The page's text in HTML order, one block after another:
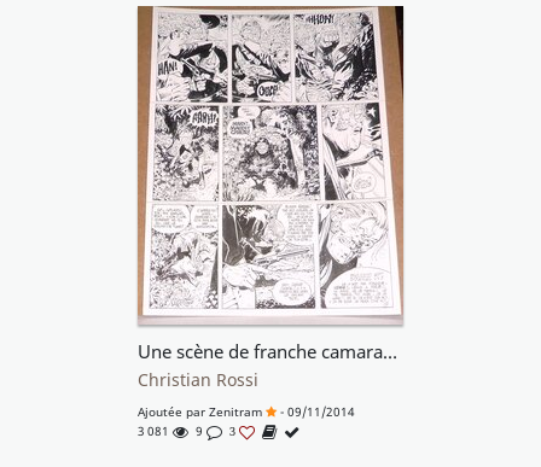
Une scène de franche camaraderie !! On admirera le cadrage nerveux de Rosse !!
Christian Rossi
Ajoutée par Zenitram
- 09/11/2014
3 081
9 3